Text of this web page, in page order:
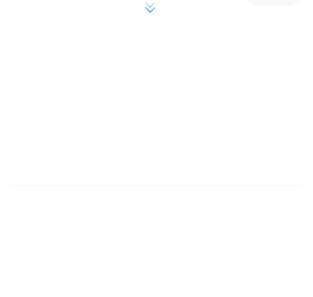
争议的知名人士，当众接受自带毒舌属性、